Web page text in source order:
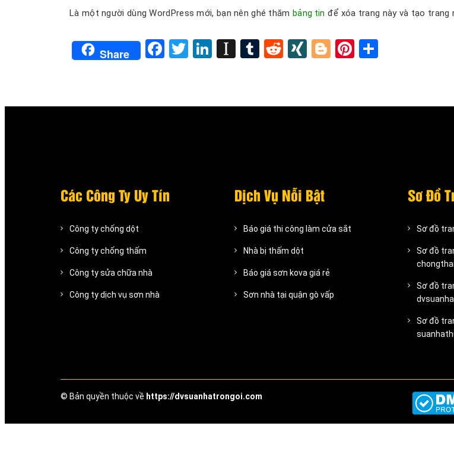
Là một người dùng WordPress mới, bạn nên ghé thăm bảng tin để xóa trang này và tạo trang
Share Facebook
TwitterLinkedIn
Instapaper
Tumblr
RedditXINGBloggerPinterest
Các Công Ty Uy Tín
Công ty chống dột
Công ty chống thấm
Công ty sửa chữa nhà
Công ty dịch vụ sơn nhà
Dịch Vụ Nỗi Bật
Báo giá thi công làm cửa sắt
Nhà bị thấm dột
Báo giá sơn kova giá rẻ
Sơn nhà tại quận gò vấp
Sơ Đồ
Sơ đồ
Sơ đồ
Sơ đồ
Sơ đồ
© Bản quyền thuộc về https://dvsuanhatrongoi.com